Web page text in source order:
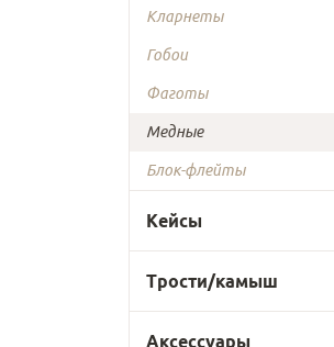
Кларнеты
Гобои
Фаготы
Медные
Блок-флейты
Кейсы
Трости/камыш
Аксессуары